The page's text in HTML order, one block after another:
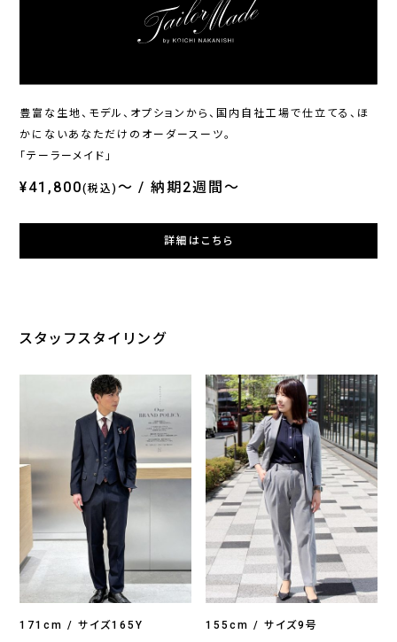
¥20,900
ONLY
¥4,290 (税込)
豊富な生地、モデル、オプションから、国内自社工場で仕立てる、ほ
かにないあなただけのオーダースーツ。
「テーラーメイド」
¥41,800(税込)～ 納期2週間～
詳細はこちら
スタッフスタイリング
171cm / サイズ165Y 155cm / サイズ9号